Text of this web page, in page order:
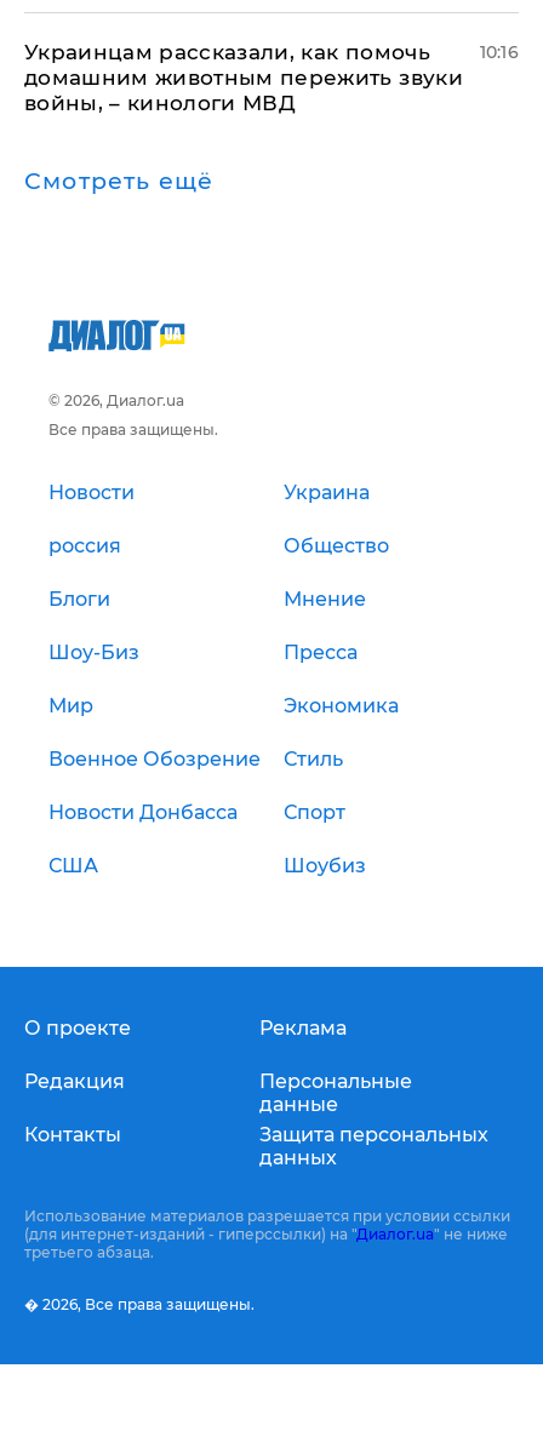
Украинцам рассказали, как помочь
домашним животным пережить звуки
войны, – кинологи МВД
10:16
Смотреть ещё
© 2026, Диалог.ua
Все права защищены.
Новости Украина
россия Общество
Блоги Мнение
Шоу-Биз Пресса
Мир Экономика
Военное Обозрение Стиль
Новости Донбасса Спорт
США Шоубиз
О проекте
Редакция
Контакты
Реклама
Персональные
данные
Защита персональных
данных
Использование материалов разрешается при условии ссылки
(для интернет-изданий - гиперссылки) на "Диалог.ua" не ниже
третьего абзаца.
� 2026, Все права защищены.